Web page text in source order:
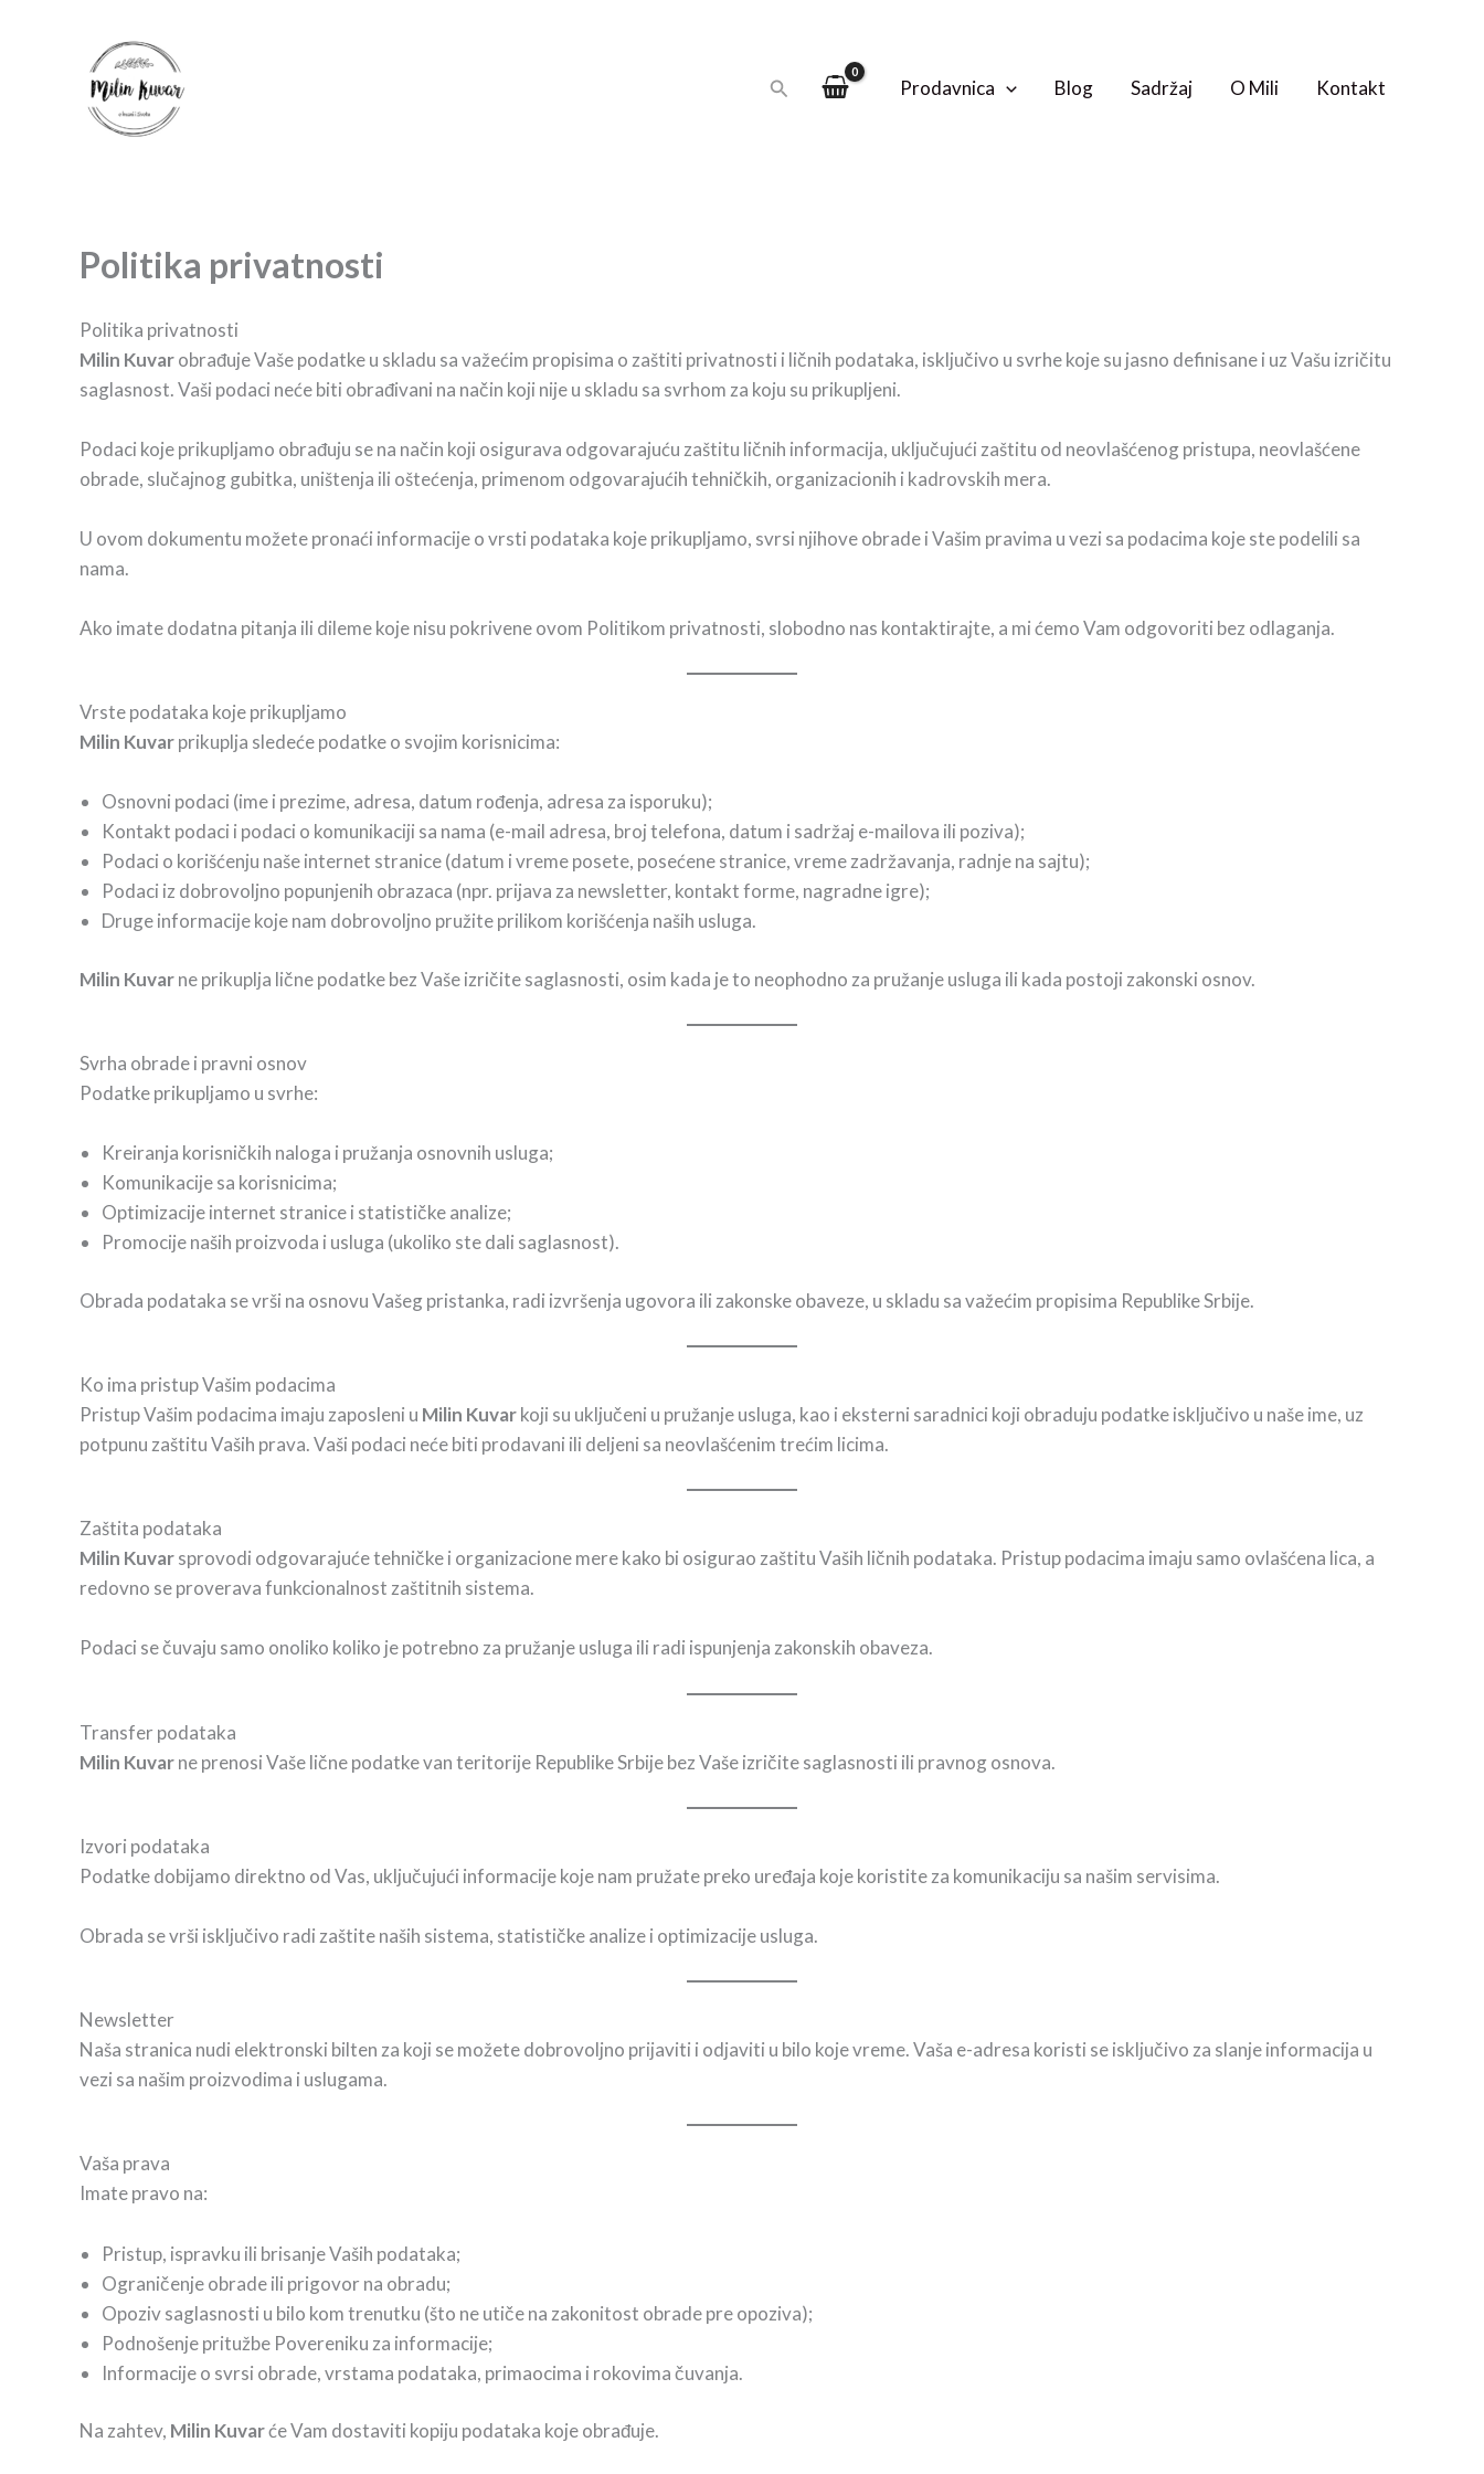
Pretraga Prodavnica Blog Sadržaj O Mili Kontakt
Politika privatnosti
Politika privatnosti
Milin Kuvarobrađuje Vaše podatke u skladu sa važećim propisima o zaštiti privatnosti i ličnih podataka, isključivo u svrhe koje su jasno definisane i uz Vašu izričitu
saglasnost. Vaši podaci neće biti obrađivani na način koji nije u skladu sa svrhom za koju su prikupljeni.
Podaci koje prikupljamo obrađuju se na način koji osigurava odgovarajuću zaštitu ličnih informacija, uključujući zaštitu od neovlašćenog pristupa, neovlašćene
obrade, slučajnog gubitka, uništenja ili oštećenja, primenom odgovarajućih tehničkih, organizacionih i kadrovskih mera.
U ovom dokumentu možete pronaći informacije o vrsti podataka koje prikupljamo, svrsi njihove obrade i Vašim pravima u vezi sa podacima koje ste podelili sa
nama.
Ako imate dodatna pitanja ili dileme koje nisu pokrivene ovom Politikom privatnosti, slobodno nas kontaktirajte, a mi ćemo Vam odgovoriti bez odlaganja.
Vrste podataka koje prikupljamo
Milin Kuvarprikuplja sledeće podatke o svojim korisnicima:
Osnovni podaci (ime i prezime, adresa, datum rođenja, adresa za isporuku);
Kontakt podaci i podaci o komunikaciji sa nama (e-mail adresa, broj telefona, datum i sadržaj e-mailova ili poziva);
Podaci o korišćenju naše internet stranice (datum i vreme posete, posećene stranice, vreme zadržavanja, radnje na sajtu);
Podaci iz dobrovoljno popunjenih obrazaca (npr. prijava za newsletter, kontakt forme, nagradne igre);
Druge informacije koje nam dobrovoljno pružite prilikom korišćenja naših usluga.
Milin Kuvarne prikuplja lične podatke bez Vaše izričite saglasnosti, osim kada je to neophodno za pružanje usluga ili kada postoji zakonski osnov.
Svrha obrade i pravni osnov
Podatke prikupljamo u svrhe:
Kreiranja korisničkih naloga i pružanja osnovnih usluga;
Komunikacije sa korisnicima;
Optimizacije internet stranice i statističke analize;
Promocije naših proizvoda i usluga (ukoliko ste dali saglasnost).
Obrada podataka se vrši na osnovu Vašeg pristanka, radi izvršenja ugovora ili zakonske obaveze, u skladu sa važećim propisima Republike Srbije.
Ko ima pristup Vašim podacima
Pristup Vašim podacima imaju zaposleni u Milin Kuvarkoji su uključeni u pružanje usluga, kao i eksterni saradnici koji obraduju podatke isključivo u naše ime, uz
potpunu zaštitu Vaših prava. Vaši podaci neće biti prodavani ili deljeni sa neovlašćenim trećim licima.
Zaštita podataka
Milin Kuvarsprovodi odgovarajuće tehničke i organizacione mere kako bi osigurao zaštitu Vaših ličnih podataka. Pristup podacima imaju samo ovlašćena lica, a
redovno se proverava funkcionalnost zaštitnih sistema.
Podaci se čuvaju samo onoliko koliko je potrebno za pružanje usluga ili radi ispunjenja zakonskih obaveza.
Transfer podataka
Milin Kuvarne prenosi Vaše lične podatke van teritorije Republike Srbije bez Vaše izričite saglasnosti ili pravnog osnova.
Izvori podataka
Podatke dobijamo direktno od Vas, uključujući informacije koje nam pružate preko uređaja koje koristite za komunikaciju sa našim servisima.
Obrada se vrši isključivo radi zaštite naših sistema, statističke analize i optimizacije usluga.
Newsletter
Naša stranica nudi elektronski bilten za koji se možete dobrovoljno prijaviti i odjaviti u bilo koje vreme. Vaša e-adresa koristi se isključivo za slanje informacija u
vezi sa našim proizvodima i uslugama.
Vaša prava
Imate pravo na:
Pristup, ispravku ili brisanje Vaših podataka;
Ograničenje obrade ili prigovor na obradu;
Opoziv saglasnosti u bilo kom trenutku (što ne utiče na zakonitost obrade pre opoziva);
Podnošenje pritužbe Povereniku za informacije;
Informacije o svrsi obrade, vrstama podataka, primaocima i rokovima čuvanja.
Na zahtev, Milin Kuvarće Vam dostaviti kopiju podataka koje obrađuje.